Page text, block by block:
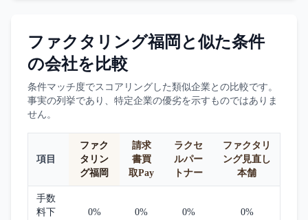
ファクタリング福岡 と似た条件
の会社を比較
条件マッチ度でスコアリングした類似企業との比較です。
事実の列挙であり、特定企業の優劣を示すものではありま
せん。
項目
ファク
タリン
グ福岡
請求
書買
取Pay
ラクセ
ルパー
トナー
ファクタリ
ング見直し
本舗
手数
料下
0% 0% 0% 0%